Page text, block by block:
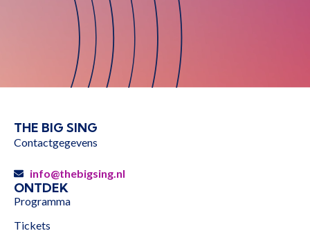
THE BIG SING
Contactgegevens
info@thebigsing.nl
ONTDEK
Programma
Tickets